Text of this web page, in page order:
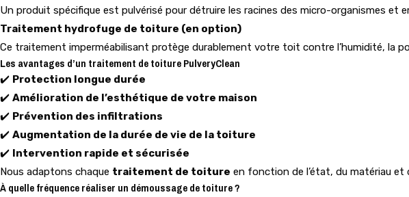
Un produit spécifique est pulvérisé pour détruire les racines des micro-organismes et
Traitement hydrofuge de toiture (en option)
Ce traitement imperméabilisant protège durablement votre toit contre l’humidité, la
Les avantages d’un traitement de toiture PulveryClean
✔️ Protection longue durée
✔️ Amélioration de l’esthétique de votre maison
✔️ Prévention des infiltrations
✔️ Augmentation de la durée de vie de la toiture
✔️ Intervention rapide et sécurisée
Nous adaptons chaque traitement de toiture en fonction de l’état, du matériau
À quelle fréquence réaliser un démoussage de toiture ?